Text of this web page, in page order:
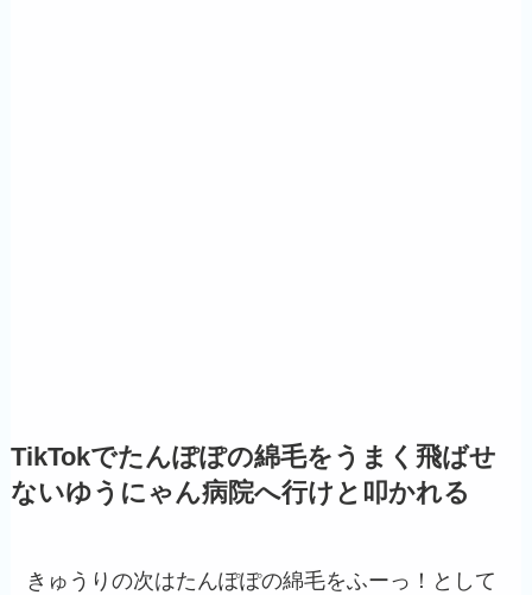
TikTokでたんぽぽの綿毛をうまく飛ばせ
ないゆうにゃん病院へ行けと叩かれる
きゅうりの次はたんぽぽの綿毛をふーっ！として